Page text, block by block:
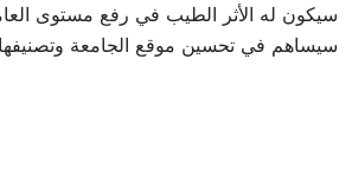
سيكون له الأثر الطيب في رفع مستوى
سيساهم في تحسين موقع الجامعة